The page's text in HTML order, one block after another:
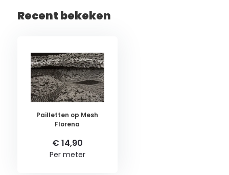
Recent bekeken
Pailletten op Mesh
Florena
€ 14,90
Per meter